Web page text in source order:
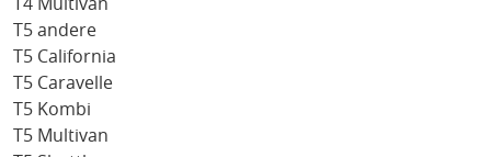
T4 Multivan
T5 andere
T5 California
T5 Caravelle
T5 Kombi
T5 Multivan